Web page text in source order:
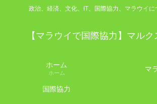
政治、経済、文化、IT、国際協力、マラウイ
【マラウイで国際協力】マルク
ホーム
ホーム マ
国際協力